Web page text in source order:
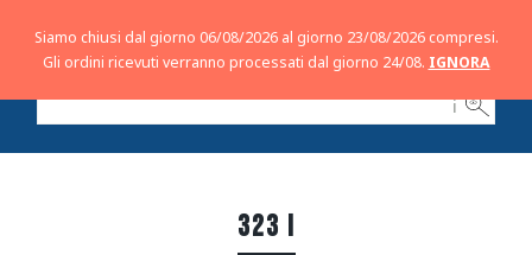
ℹ
323 I
Siamo chiusi dal giorno 06/08/2026 al giorno 23/08/2026 compresi.
Gli ordini ricevuti verranno processati dal giorno 24/08. IGNORA